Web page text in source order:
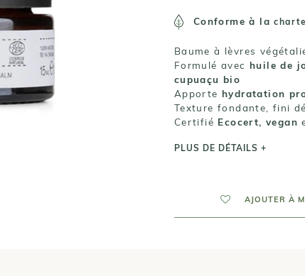
Conforme à la
Baume à lèvres
Formulé avec huile de
cupuaçu bio
Apporte hydratation
Texture fondante, fini
Certifié Ecocert, vegan
PLUS DE DÉTAILS +
AJOUTER À